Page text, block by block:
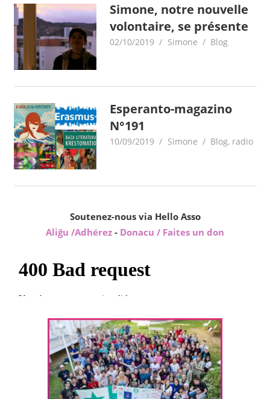
Simone, notre nouvelle
volontaire, se présente
02/10/2019 Simone Blog
Esperanto-magazino
N°191
10/09/2019 Simone Blog, radio
Soutenez-nous via Hello Asso
Aliĝu /Adhérez - Donacu / Faites un don